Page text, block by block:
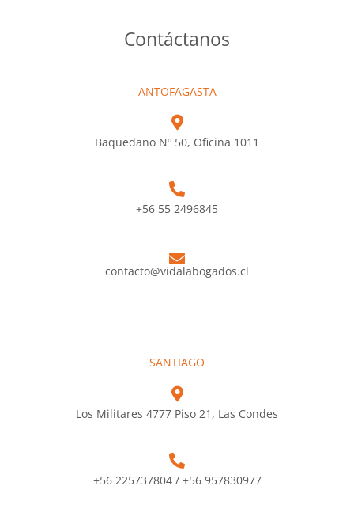
Contáctanos
ANTOFAGASTA
Baquedano Nº 50, Oficina 1011
+56 55 2496845
contacto@vidalabogados.cl
SANTIAGO
Los Militares 4777 Piso 21, Las Condes
+56 225737804 / +56 957830977